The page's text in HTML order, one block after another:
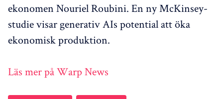
ekonomen Nouriel Roubini. En ny McKinsey-
studie visar generativ AIs potential att öka
ekonomisk produktion.
Läs mer på Warp News